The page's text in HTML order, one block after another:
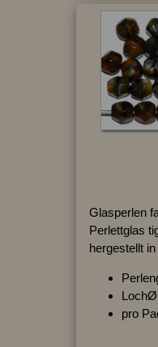
Glasperlen
Perlettglas
hergestellt
pro